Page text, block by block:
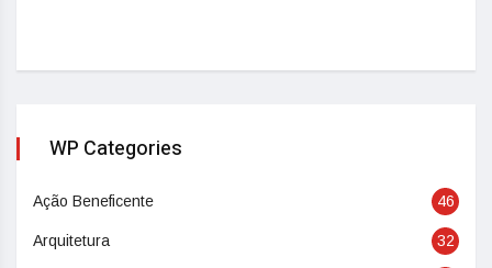
WP Categories
Ação Beneficente 46
Arquitetura 32